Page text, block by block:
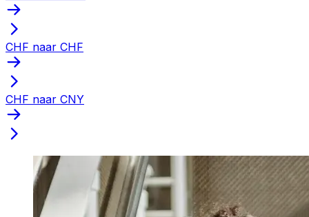
CHF naar CHF
CHF naar CNY